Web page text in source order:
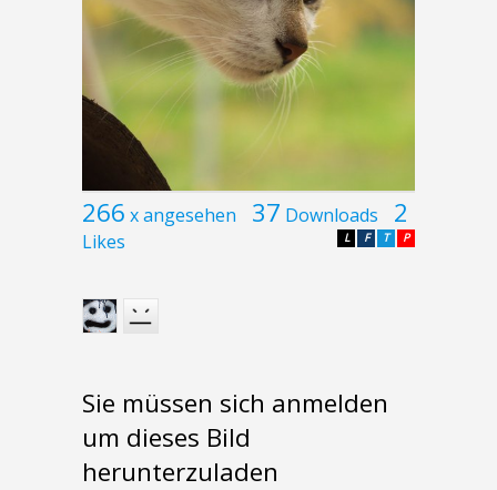
266 x angesehen 37 Downloads 2
Likes P
T
F
L
Sie müssen sich anmelden
um dieses Bild
herunterzuladen